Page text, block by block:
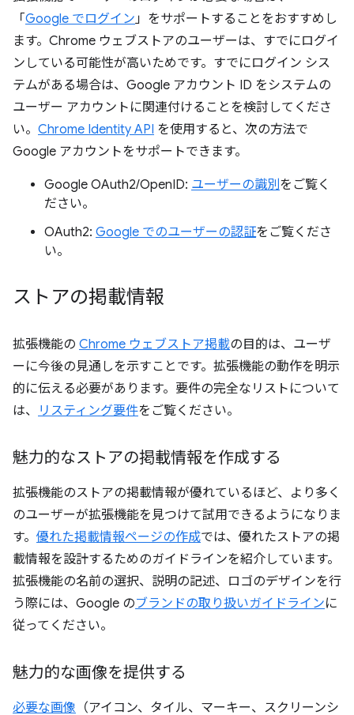
「 Google でログイン」をサポートすることをおすすめし
ます。Chrome ウェブストアのユーザーは、すでにログイ
ンしている可能性が高いためです。すでにログイン シス
テムがある場合は、Google アカウント ID をシステムの
ユーザー アカウントに関連付けることを検討してくださ
い。 Chrome Identity API を使用すると、次の方法で
Google アカウントをサポートできます。
Google OAuth2/OpenID: ユーザーの識別をご覧く
ださい。
OAuth2: Google でのユーザーの認証をご覧くださ
い。
ストアの掲載情報
拡張機能の Chrome ウェブストア掲載の目的は、ユーザ
ーに今後の見通しを示すことです。拡張機能の動作を明示
的に伝える必要があります。要件の完全なリストについて
は、
リスティング要件をご覧ください。
魅力的なストアの掲載情報を作成する
拡張機能のストアの掲載情報が優れているほど、より多く
のユーザーが拡張機能を見つけて試用できるようになりま
す。 優れた掲載情報ページの作成では、優れたストアの掲
載情報を設計するためのガイドラインを紹介しています。
拡張機能の名前の選択、説明の記述、ロゴのデザインを行
う際には、Google のブランドの取り扱いガイドラインに
従ってください。
魅力的な画像を提供する
必要な画像 （アイコン、タイル、マーキー、スクリーンシ